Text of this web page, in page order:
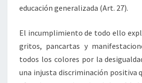
educación generalizada (Art. 27).
El incumplimiento de todo ello
gritos, pancartas y
todos los colores por la
una injusta discriminación positiva